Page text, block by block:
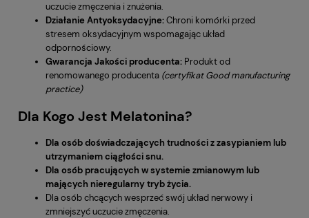
uczucie zmęczenia i znużenia.
Działanie Antyoksydacyjne:Chroni komórki przed
stresem oksydacyjnym wspomagając układ
odpornościowy.
Gwarancja Jakości producenta: Produkt od
renomowanego producenta (certyfikat Good manufacturing
practice)
Dla Kogo Jest Melatonina?
Dla osób doświadczających trudności z zasypianiem lub
utrzymaniem ciągłości snu.
Dla osób pracujących w systemie zmianowym lub
mających nieregularny tryb życia.
Dla osób chcących wesprzeć swój układ nerwowy i
zmniejszyć uczucie zmęczenia.